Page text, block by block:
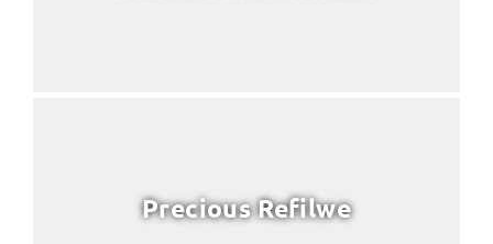
Precious Refilwe